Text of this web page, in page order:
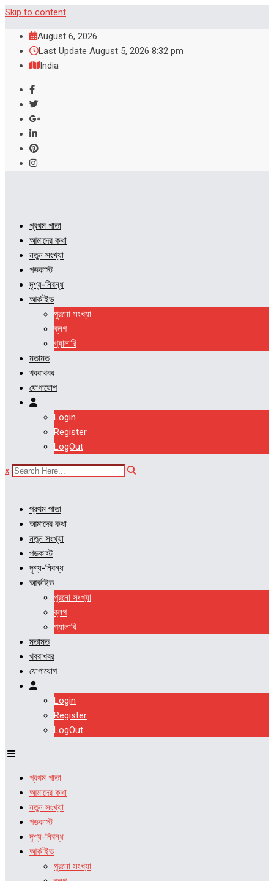
Skip to content
August 6, 2026
Last Update August 5, 2026 8:32 pm
India
প্রথম পাতা
আমাদের কথা
নতুন সংখ্যা
পডকাস্ট
দৃশ্য-নিবন্ধ
আর্কাইভ
পুরনো সংখ্যা
ব্লগ
গ্যালারি
মতামত
খবরাখবর
যোগাযোগ
Login
Register
LogOut
x
প্রথম পাতা
আমাদের কথা
নতুন সংখ্যা
পডকাস্ট
দৃশ্য-নিবন্ধ
আর্কাইভ
পুরনো সংখ্যা
ব্লগ
গ্যালারি
মতামত
খবরাখবর
যোগাযোগ
Login
Register
LogOut
প্রথম পাতা
আমাদের কথা
নতুন সংখ্যা
পডকাস্ট
দৃশ্য-নিবন্ধ
আর্কাইভ
পুরনো সংখ্যা